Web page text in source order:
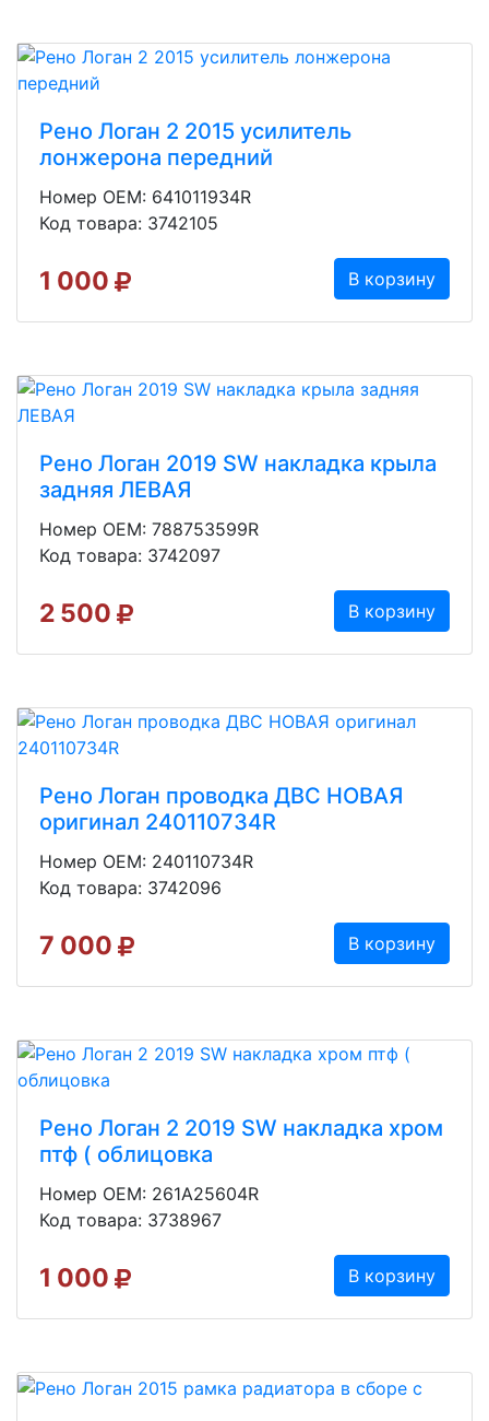
Рено Логан 2 2015 усилитель
лонжерона передний
Номер OEM: 641011934R
Код товара: 3742105
1 000 В корзину
Рено Логан 2019 SW накладка крыла
задняя ЛЕВАЯ
Номер OEM: 788753599R
Код товара: 3742097
2 500 В корзину
Рено Логан проводка ДВС НОВАЯ
оригинал 240110734R
Номер OEM: 240110734R
Код товара: 3742096
7 000 В корзину
Рено Логан 2 2019 SW накладка хром
птф ( облицовка
Номер OEM: 261A25604R
Код товара: 3738967
1 000 В корзину